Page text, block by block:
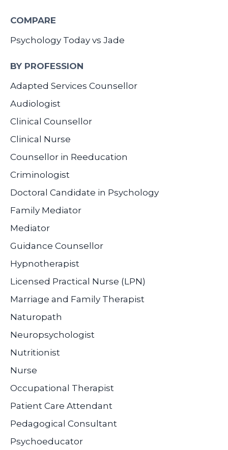
COMPARE
Psychology Today vs Jade
BY PROFESSION
Adapted Services Counsellor
Audiologist
Clinical Counsellor
Clinical Nurse
Counsellor in Reeducation
Criminologist
Doctoral Candidate in Psychology
Family Mediator
Mediator
Guidance Counsellor
Hypnotherapist
Licensed Practical Nurse (LPN)
Marriage and Family Therapist
Naturopath
Neuropsychologist
Nutritionist
Nurse
Occupational Therapist
Patient Care Attendant
Pedagogical Consultant
Psychoeducator